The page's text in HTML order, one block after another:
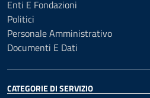
Enti E Fondazioni
Politici
Personale Amministrativo
Documenti E Dati
CATEGORIE DI SERVIZIO